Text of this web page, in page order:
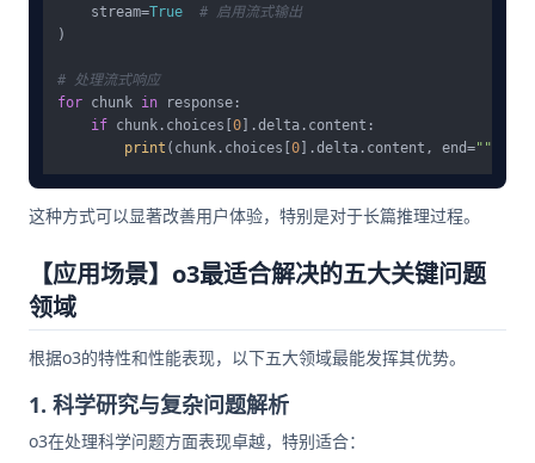
    stream=
True
# 启用流式输出
)
# 处理流式响应
for chunk in response:
if chunk.choices[ 0 ].delta.content:
print (chunk.choices[ 0 ].delta.content, end=""
这种方式可以显著改善用户体验，特别是对于长篇推理过程。
【应用场景】o3最适合解决的五大关键问题
领域
根据o3的特性和性能表现，以下五大领域最能发挥其优势。
1. 科学研究与复杂问题解析
o3在处理科学问题方面表现卓越，特别适合：